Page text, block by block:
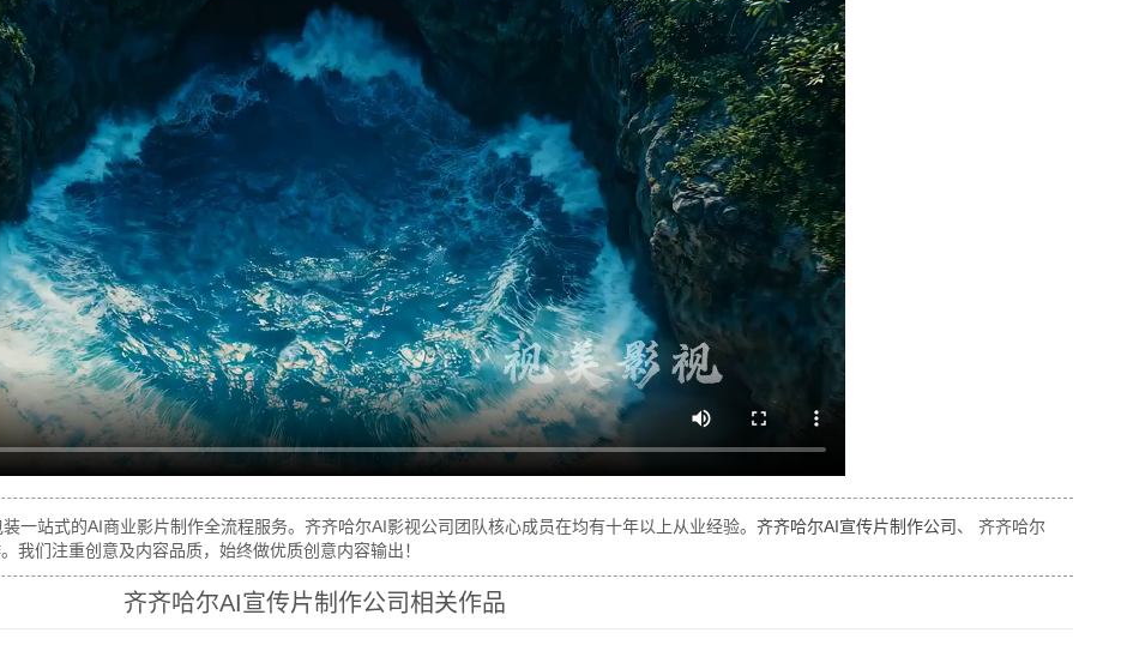
一站式的AI商业影片制作全流程服务。齐齐哈尔AI影视公司团队核心成员在均有十年以上从业经验。齐齐哈尔AI宣传片制作公司、 齐齐哈尔
我们注重创意及内容品质，始终做优质创意内容输出！
齐齐哈尔AI宣传片制作公司相关作品